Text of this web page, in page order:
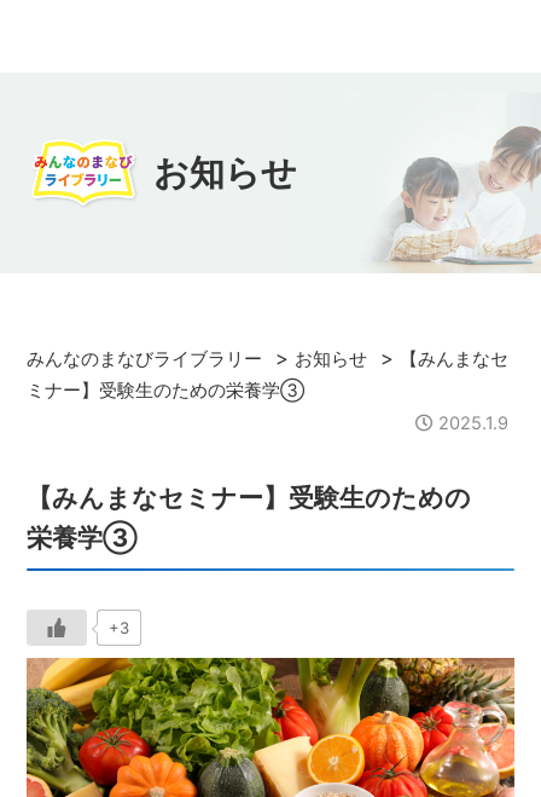
お知らせ
みんなのまなびライブラリー > お知らせ >
【みんまなセ
ミナー】受験生のための栄養学③
2025.1.9
【みんまなセミナー】受験生のための
栄養学③
+3